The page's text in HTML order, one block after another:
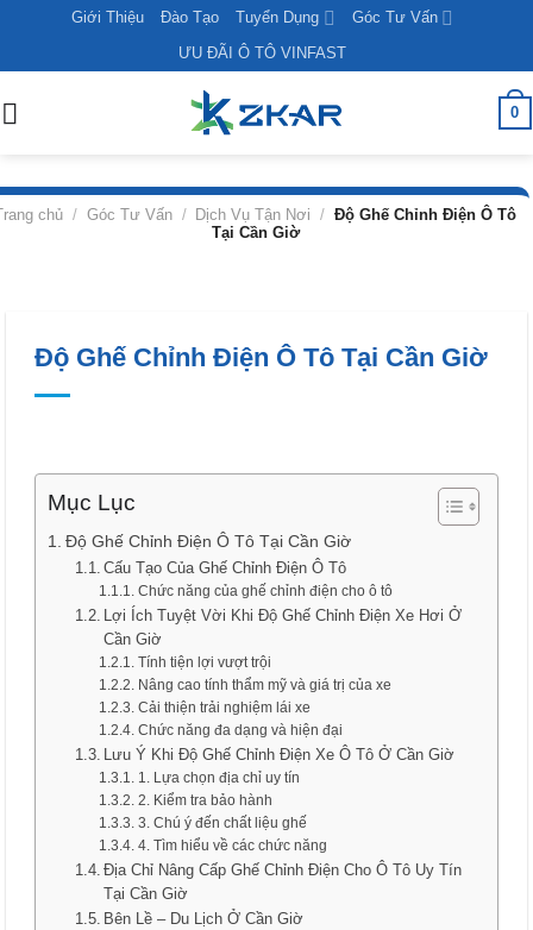
content
Giới Thiệu Đào Tạo Tuyển Dụng
Góc Tư Vấn
ƯU ĐÃI Ô TÔ VINFAST
0
chủ / Góc Tư Vấn / Dịch Vụ Tận Nơi / Độ Ghế Chỉnh Điện Ô Tô
Tại Cần Giờ
Độ Ghế Chỉnh Điện Ô Tô Tại Cần Giờ
Mục Lục
Độ Ghế Chỉnh Điện Ô Tô Tại Cần Giờ
Cấu Tạo Của Ghế Chỉnh Điện Ô Tô
Chức năng của ghế chỉnh điện cho ô tô
Lợi Ích Tuyệt Vời Khi Độ Ghế Chỉnh Điện Xe Hơi Ở
Cần Giờ
Tính tiện lợi vượt trội
Nâng cao tính thẩm mỹ và giá trị của xe
Cải thiện trải nghiệm lái xe
Chức năng đa dạng và hiện đại
Lưu Ý Khi Độ Ghế Chỉnh Điện Xe Ô Tô Ở Cần Giờ
1. Lựa chọn địa chỉ uy tín
2. Kiểm tra bảo hành
3. Chú ý đến chất liệu ghế
4. Tìm hiểu về các chức năng
Địa Chỉ Nâng Cấp Ghế Chỉnh Điện Cho Ô Tô Uy Tín
Tại Cần Giờ
Bên Lề – Du Lịch Ở Cần Giờ